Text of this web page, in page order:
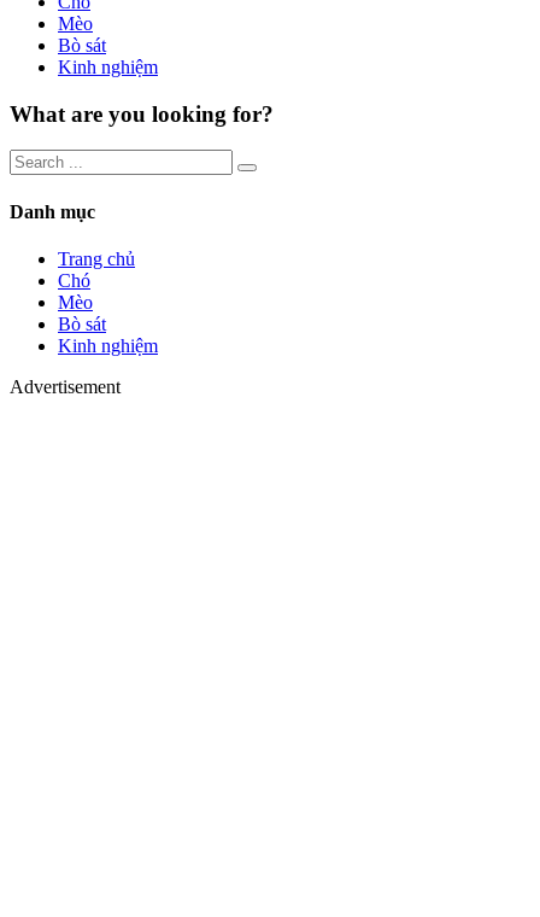
Mèo
Bò sát
Kinh nghiệm
What are you looking for?
Danh mục
Trang chủ
Chó
Mèo
Bò sát
Kinh nghiệm
Advertisement